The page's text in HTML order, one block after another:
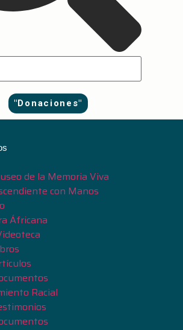
"Donaciones"
de la Memoria Viva
con Manos
Áfricana
Racial